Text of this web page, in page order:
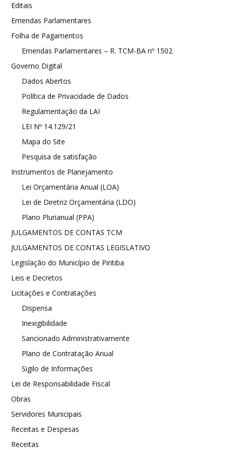
Editais
Emendas Parlamentares
Folha de Pagamentos
Emendas Parlamentares – R. TCM-BA nº 1502
Governo Digital
Dados Abertos
Política de Privacidade de Dados
Regulamentação da LAI
LEI Nº 14.129/21
Mapa do Site
Pesquisa de satisfação
Instrumentos de Planejamento
Lei Orçamentária Anual (LOA)
Lei de Diretriz Orçamentária (LDO)
Plano Plurianual (PPA)
JULGAMENTOS DE CONTAS TCM
JULGAMENTOS DE CONTAS LEGISLATIVO
Legislação do Município de Piritiba
Leis e Decretos
Licitações e Contratações
Dispensa
Inexigibilidade
Sancionado Administrativamente
Plano de Contratação Anual
Sigilo de Informações
Lei de Responsabilidade Fiscal
Obras
Servidores Municipais
Receitas e Despesas
Receitas